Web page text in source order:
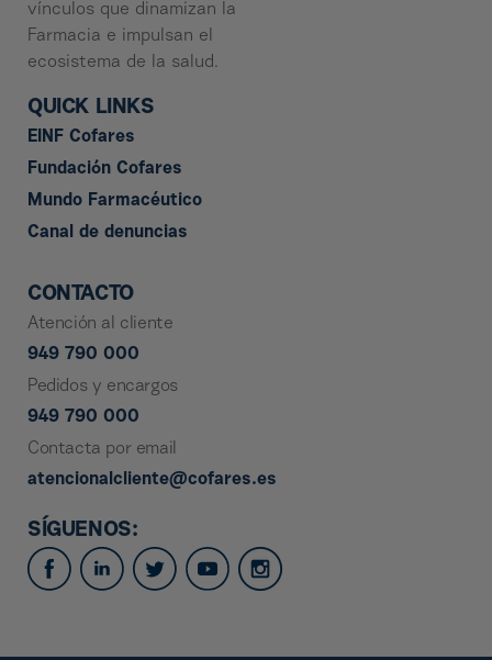
vínculos que dinamizan la
Farmacia e impulsan el
ecosistema de la salud.
QUICK LINKS
EINF Cofares
Fundación Cofares
Mundo Farmacéutico
Canal de denuncias
CONTACTO
Atención al cliente
949 790 000
Pedidos y encargos
949 790 000
Contacta por email
atencionalcliente@cofares.es
SÍGUENOS: